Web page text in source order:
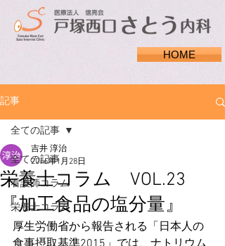
HOME
記事
全ての記事
看護師コラム
栄養士コラム
全ての記事
栄養士コラム VOL.23
『加工食品の塩分量』
吉井 淳治
2016年1月28日
厚生労働省から報告される「日本人の